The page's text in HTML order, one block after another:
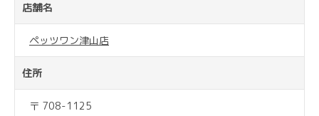
店舗名
ペッツワン津山店
住所
〒 708-1125